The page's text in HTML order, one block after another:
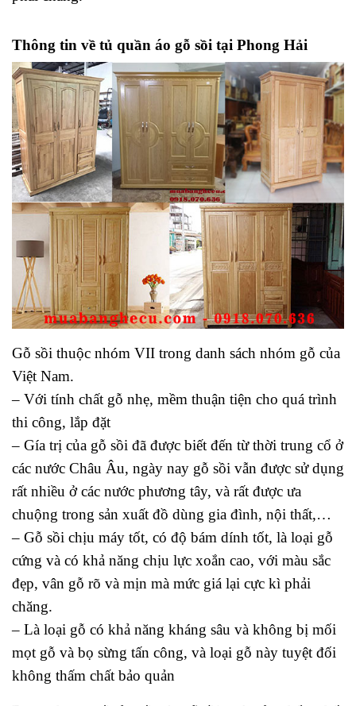
Thông tin về tủ quần áo gỗ sồi tại Phong Hải
Gỗ sồi thuộc nhóm VII trong danh sách nhóm gỗ của
Việt Nam.
– Với tính chất gỗ nhẹ, mềm thuận tiện cho quá trình
thi công, lắp đặt
– Gía trị của gỗ sồi đã được biết đến từ thời trung cổ ở
các nước Châu Âu, ngày nay gỗ sồi vẫn được sử dụng
rất nhiều ở các nước phương tây, và rất được ưa
chuộng trong sản xuất đồ dùng gia đình, nội thất,…
– Gỗ sồi chịu máy tốt, có độ bám dính tốt, là loại gỗ
cứng và có khả năng chịu lực xoắn cao, với màu sắc
đẹp, vân gỗ rõ và mịn mà mức giá lại cực kì phải
chăng.
– Là loại gỗ có khả năng kháng sâu và không bị mối
mọt gỗ và bọ sừng tấn công, và loại gỗ này tuyệt đối
không thấm chất bảo quản